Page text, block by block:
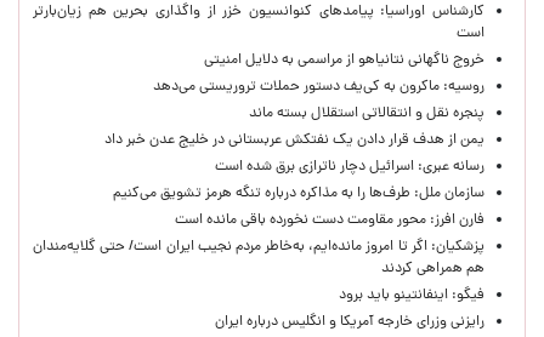
کارشناس اوراسیا: پیامدهای کنوانسیون خزر از واگذاری بحرین هم زیان‌بارتر
است
خروج ناگهانی نتانیاهو از مراسمی به دلایل امنیتی
روسیه: ماکرون به کی‌یف دستور حملات تروریستی می‌دهد
پنجره‌ نقل و انتقالاتی استقلال بسته ماند
یمن از هدف قرار دادن یک نفتکش عربستانی در خلیج عدن خبر داد
رسانه عبری: اسرائیل دچار ناترازی برق شده است
سازمان ملل: طرف‌ها را به مذاکره درباره تنگه هرمز تشویق می‌کنیم
فارن افرز: محور مقاومت دست نخورده باقی مانده است
پزشکیان: اگر تا امروز مانده‌ایم، به‌خاطر مردم نجیب ایران است/ حتی گلایه‌مندان
هم همراهی کردند
فیگو: اینفانتینو باید برود
رایزنی وزرای خارجه آمریکا و انگلیس درباره ایران